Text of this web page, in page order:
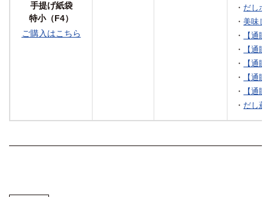
手提げ紙袋
特小（F4）
ご購入はこちら
・ だしポ
・美味し
・
【通
・
【通
・
【通
・
【通
・
【通
・ だし薫